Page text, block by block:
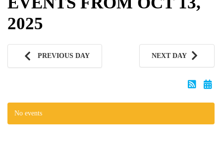
AUSBILDUNGTERMINE
KONTAKT
TANZMEISTER
2025
PREVIOUS DAY NEXT DAY
No events